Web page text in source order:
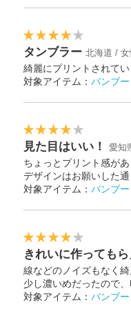
タンブラー 北海道 /
綺麗にプリントされてい
対象アイテム： バンブ
見た目はいい！ 愛知
ちょっとプリント感が
デザインはお願いした通
対象アイテム： バンブ
きれいに作っても
線などのノイズもなく
少し濃いめだったので
対象アイテム： バンブ